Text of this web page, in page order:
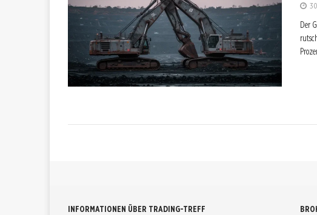
Der
INFORMATIONEN ÜBER TRADING-TREFF